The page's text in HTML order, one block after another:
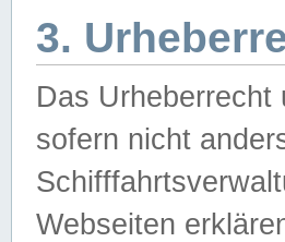
3.
Das Urheberrecht
sofern nicht
Webseiten